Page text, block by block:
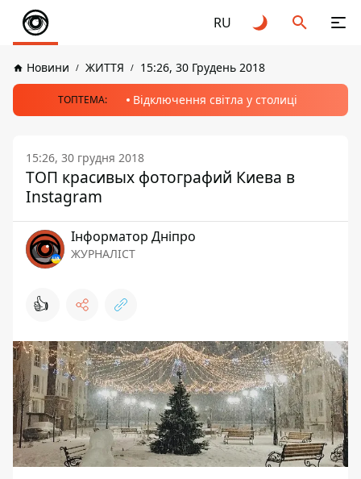
RU
Новини ЖИТТЯ 15:26, 30 Грудень 2018
ТОПТЕМА: Відключення світла у столиці
15:26, 30 грудня 2018
ТОП красивых фотографий Киева в
Instagram
Інформатор Дніпро
ЖУРНАЛІСТ
👍